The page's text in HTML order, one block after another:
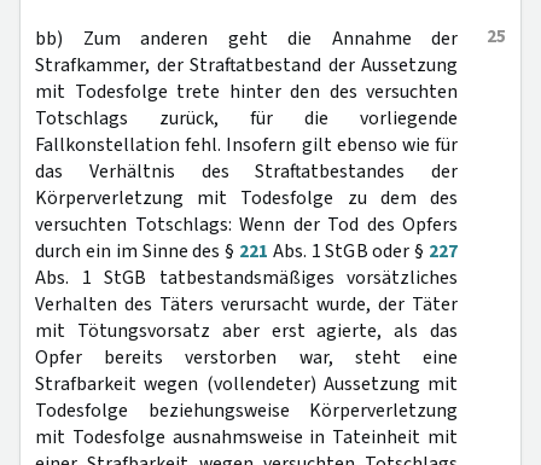
25
bb) Zum anderen geht die Annahme der
Strafkammer, der Straftatbestand der Aussetzung
mit Todesfolge trete hinter den des versuchten
Totschlags zurück, für die vorliegende
Fallkonstellation fehl. Insofern gilt ebenso wie für
das Verhältnis des Straftatbestandes der
Körperverletzung mit Todesfolge zu dem des
versuchten Totschlags: Wenn der Tod des Opfers
durch ein im Sinne des § 221 Abs. 1 StGB oder § 227
Abs. 1 StGB tatbestandsmäßiges vorsätzliches
Verhalten des Täters verursacht wurde, der Täter
mit Tötungsvorsatz aber erst agierte, als das
Opfer bereits verstorben war, steht eine
Strafbarkeit wegen (vollendeter) Aussetzung mit
Todesfolge beziehungsweise Körperverletzung
mit Todesfolge ausnahmsweise in Tateinheit mit